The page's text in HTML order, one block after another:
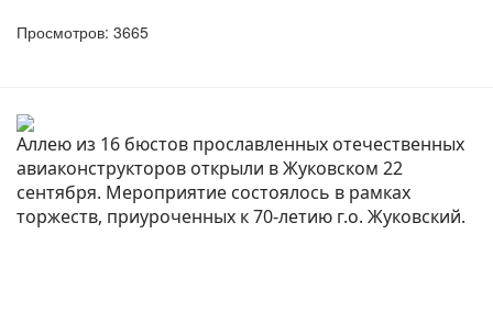
Просмотров: 3665
Аллею из 16 бюстов прославленных отечественных
авиаконструкторов открыли в Жуковском 22
сентября. Мероприятие состоялось в рамках
торжеств, приуроченных к 70-летию г.о. Жуковский.